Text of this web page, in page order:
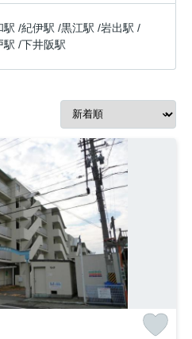
駅 /紀伊駅 /黒江駅 /岩出駅 /
駅 /下井阪駅